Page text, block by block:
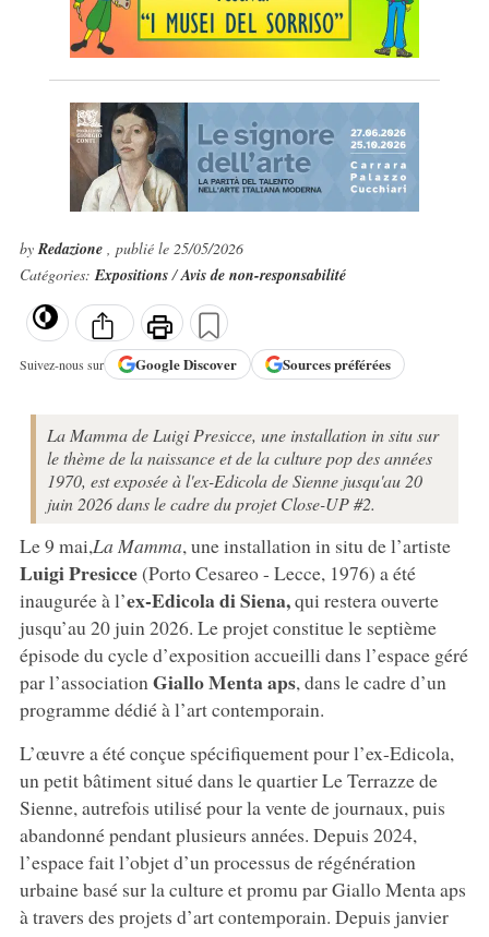
byRedazione , publié le 25/05/2026
Catégories:Expositions/Avis de non-responsabilité
Suivez-nous sur GoogleDiscover Sources préférées
La Mamma de Luigi Presicce, une installation in situ sur
le thème de la naissance et de la culture pop des années
1970, est exposée à l'ex-Edicola de Sienne jusqu'au 20
juin 2026 dans le cadre du projet Close-UP #2.
Le 9 mai,La Mamma, une installation in situ de l’artiste
Luigi Presicce(Porto Cesareo - Lecce, 1976) a été
inaugurée à l’ex-Edicola di Siena,qui restera ouverte
jusqu’au 20 juin 2026. Le projet constitue le septième
épisode du cycle d’exposition accueilli dans l’espace géré
par l’association Giallo Menta aps, dans le cadre d’un
programme dédié à l’art contemporain.
L’œuvre a été conçue spécifiquement pour l’ex-Edicola,
un petit bâtiment situé dans le quartier Le Terrazze de
Sienne, autrefois utilisé pour la vente de journaux, puis
abandonné pendant plusieurs années. Depuis 2024,
l’espace fait l’objet d’un processus de régénération
urbaine basé sur la culture et promu par Giallo Menta aps
à travers des projets d’art contemporain. Depuis janvier